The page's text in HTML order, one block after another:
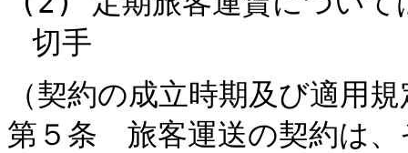
切手
（契約の成立時期及び適用
第５条 旅客運送の契約は、